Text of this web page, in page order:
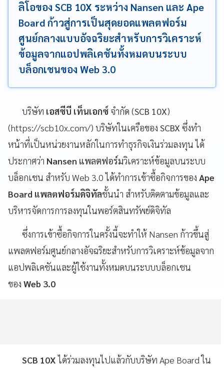
ลิโอของ SCB 10X ระหว่าง Nansen และ Ape
Board ก้าวสู่การเป็นสุดยอดแพลตฟอร์ม
ศูนย์กลางแบบอัจฉริยะสำหรับการวิเคราะห์
ข้อมูลจากแอปพลิเคชันทั้งหมดบนระบบ
บล็อกเชนของ Web 3.0
บริษัท เอสซีบี เท็นเอกซ์ จำกัด (SCB 10X)
(https://scb10x.com/) บริษัทในเครือของ SCBX ซึ่งทำ
หน้าที่เป็นหน่วยงานหลักในการทำธุรกิจเงินร่วมลงทุน ได้
ประกาศว่า Nansen แพลตฟอร์มวิเคราะห์ข้อมูลบนระบบ
บล็อกเชน สำหรับ Web 3.0 ได้ทำการเข้าซื้อกิจการของ Ape
Board แพลตฟอร์มดิจิทัลชั้นนำ สำหรับติดตามข้อมูลและ
บริหารจัดการการลงทุนในพอร์ตสินทรัพย์ดิจิทัล
ซึ่งการเข้าซื้อกิจการในครั้งนี้จะทำให้ Nansen ก้าวขึ้นสู่
แพลตฟอร์มศูนย์กลางอัจฉริยะสำหรับการวิเคราะห์ข้อมูลจาก
แอปพลิเคชันและผู้ใช้งานทั้งหมดบนระบบบล็อกเชน
ของ Web 3.0
SCB 10Xได้ร่วมลงทุนไปแล้วกับบริษัท Ape Board ใน